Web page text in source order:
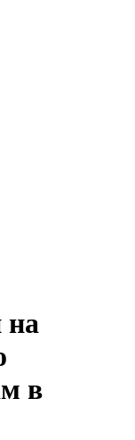
на
в